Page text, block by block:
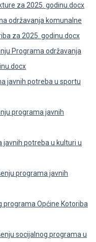
za 2025. godinu.docx
održavanja komunalne
za 2025. godinu.docx
Programa održavanja
javnih potreba u sportu
programa javnih
javnih potreba u kulturi u
programa javnih
programa Općine Kotoriba
socijalnog programa u